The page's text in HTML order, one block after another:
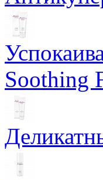
Soothing